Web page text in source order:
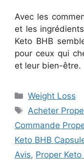
Avec les
et les
Keto BHB
pour ceux qui
et leur bien-être.
Categories
Weight Loss
Tags
Acheter
Commande
Keto BHB
Avis, Proper